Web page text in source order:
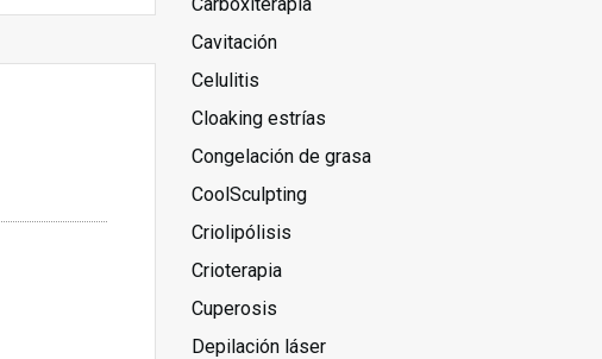
Cavitación
Celulitis
Cloaking estrías
Congelación de grasa
CoolSculpting
Criolipólisis
Crioterapia
Cuperosis
Depilación láser